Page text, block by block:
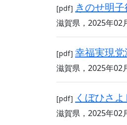
[pdf] きのせ明
滋賀県，2025年02
[pdf] 幸福実現
滋賀県，2025年02
[pdf] くぼひさ
滋賀県，2025年02